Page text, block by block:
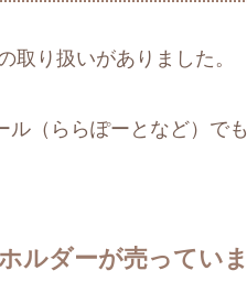
取り扱いがありました。
ル（ららぽーとなど）でも
ルダーが売っていま